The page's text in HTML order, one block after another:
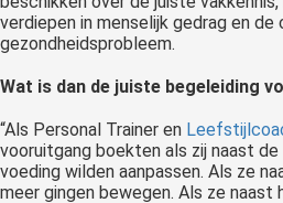
verdiepen in menselijk gedrag en
gezondheidsprobleem.
Wat is dan de juiste begeleiding
“Als Personal Trainer en
vooruitgang boekten als zij naast
voeding wilden aanpassen. Als ze
meer gingen bewegen. Als ze naast